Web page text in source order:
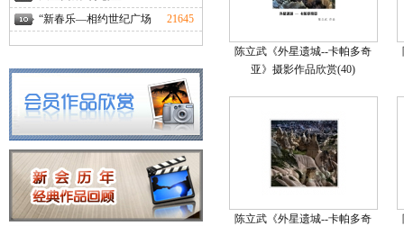
“新春乐—相约世纪广场
21645
陈立武《外星遗城--卡帕多奇
亚》摄影作品欣赏(40)
陈立武《外星遗城--卡帕多奇